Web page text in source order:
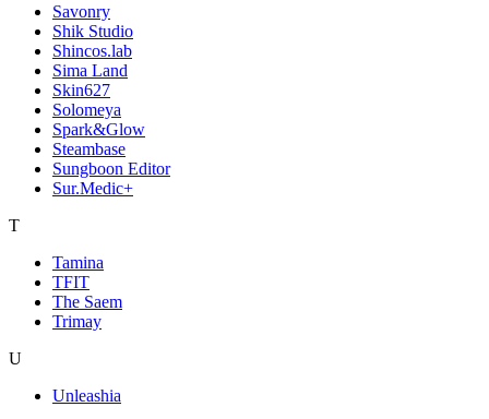
Savonry
Shik Studio
Shincos.lab
Sima Land
Skin627
Solomeya
Spark&Glow
Steambase
Sungboon Editor
Sur.Medic+
T
Tamina
TFIT
The Saem
Trimay
U
Unleashia